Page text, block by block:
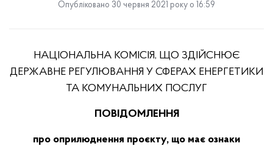
Опубліковано 30 червня 2021 року о 16:59
НАЦІОНАЛЬНА КОМІСІЯ, ЩО ЗДІЙСНЮЄ
ДЕРЖАВНЕ РЕГУЛЮВАННЯ У СФЕРАХ ЕНЕРГЕТИКИ
ТА КОМУНАЛЬНИХ ПОСЛУГ
ПОВІДОМЛЕННЯ
про оприлюднення проєкту, що має ознаки